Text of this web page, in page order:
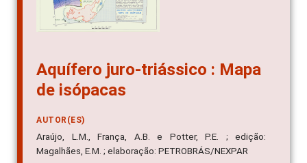
Aquífero juro-triássico : Mapa
de isópacas
AUTOR(ES)
Araújo, L.M., França, A.B. e Potter, P.E. ; edição:
Magalhães, E.M. ; elaboração: PETROBRÁS/NEXPAR